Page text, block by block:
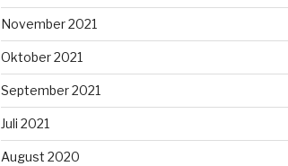
November 2021
Oktober 2021
September 2021
Juli 2021
August 2020